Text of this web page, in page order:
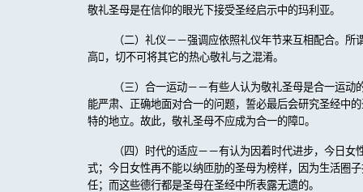
敬礼圣母是在信仰的眼光下接受圣经启示中的玛利亚。
（二）礼仪－－强调应依照礼仪年节来互相配合。
高  ，切不可将其它的热心敬礼与之混淆。
（三）合一运动－－有些人认为敬礼圣母是合一运动
能严肃、正确地面对合一的问题，誓必最后会研究圣经中
特的地立。故此，敬礼圣母不应成为合一的障。
（四）时代的适应－－有认为因着时代进步，今日
式；今日女性再不能以纳匝肋的圣母为榜样，因为生活圈
任；而这些德行都是圣母在圣经中所表露无遗的。